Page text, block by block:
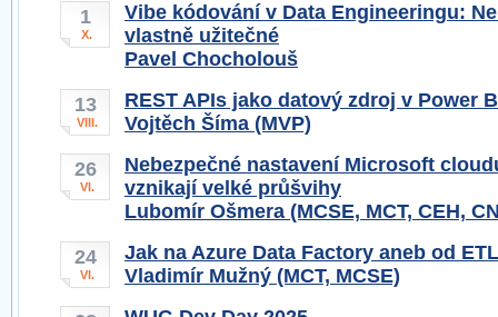
1
X.
Vibe kódování v Data Engineeringu:
vlastně užitečné
Pavel Chocholouš
13
VIII.
REST APIs jako datový zdroj v Power
Vojtěch Šíma (MVP)
26
VI.
Nebezpečné nastavení Microsoft
vznikají velké průšvihy
Lubomír Ošmera (MCSE, MCT, CEH,
24
VI.
Jak na Azure Data Factory aneb od
Vladimír Mužný (MCT, MCSE)